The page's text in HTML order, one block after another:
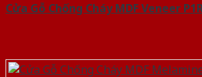
Cửa Gỗ Chống Cháy MDF Veneer